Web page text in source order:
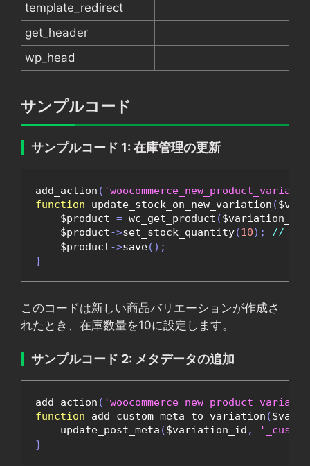
template_redirect
get_header
wp_head
サンプルコード
サンプルコード 1: 在庫管理の更新
add_action (
function update_stock_on_new_variation (
    $product
= wc_get_product ($variation_id
    $product
->set_stock_quantity(10);
// 新し
    $product
->save();
}
このコードは新しい商品バリエーションが作成さ
れたとき、在庫数量を10に設定します。
サンプルコード 2: メタデータの追加
add_action (
function add_custom_meta_to_variation (
    update_post_meta
($variation_id ,
}